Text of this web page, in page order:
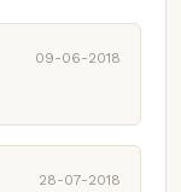
09-06-2018
28-07-2018